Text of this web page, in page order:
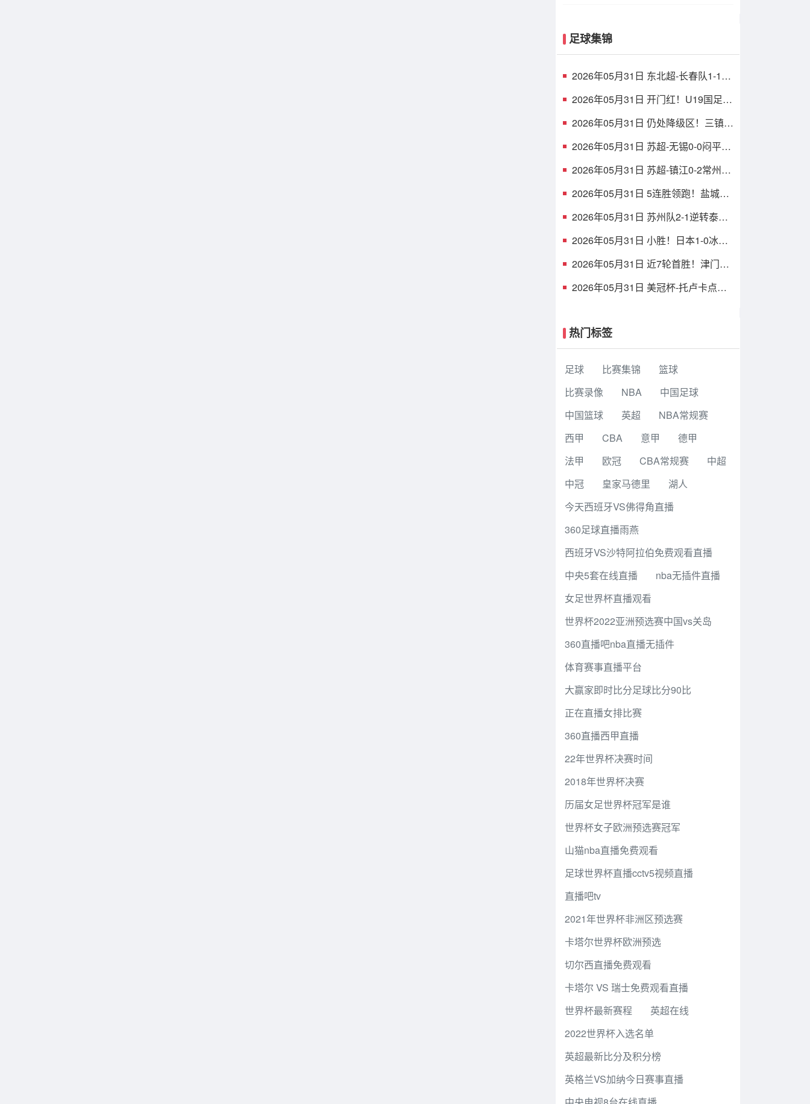
足球集锦
2026年05月31日 东北超-长春队1-1战
扳平
2026年05月31日 开门红！U19国足1-
主刚果U23
2026年05月31日 仍处降级区！三镇1-
紫昌扳平
2026年05月31日 苏超-无锡0-0闷平南
积5分
2026年05月31日 苏超-镇江0-2常州吞
霄鹏破门
2026年05月31日 5连胜领跑！盐城队
仅1胜
2026年05月31日 苏州队2-1逆转泰州
1胜3负
2026年05月31日 小胜！日本1-0冰岛
补头球绝杀
2026年05月31日 近7轮首胜！津门虎
制胜
2026年05月31日 美冠杯-托卢卡点球
热门标签
足球 比赛集锦
篮球
比赛录像
NBA
中国足球
中国篮球
英超
NBA常规赛
西甲
CBA 意甲
德甲
法甲
欧冠 CBA常规赛
中超
中冠
皇家马德里
湖人
今天西班牙VS佛得角直播
360足球直播雨燕
西班牙VS沙特阿拉伯免费观看直播
中央5套在线直播
nba无插件直播
女足世界杯直播观看
世界杯2022亚洲预选赛中国vs关岛
360直播吧nba直播无插件
体育赛事直播平台
大赢家即时比分足球比分90比
正在直播女排比赛
360直播西甲直播
22年世界杯决赛时间
2018年世界杯决赛
历届女足世界杯冠军是谁
世界杯女子欧洲预选赛冠军
山猫nba直播免费观看
足球世界杯直播cctv5视频直播
直播吧tv
2021年世界杯非洲区预选赛
卡塔尔世界杯欧洲预选
切尔西直播免费观看
卡塔尔 VS 瑞士免费观看直播
世界杯最新赛程
英超在线
2022世界杯入选名单
英超最新比分及积分榜
英格兰VS加纳今日赛事直播